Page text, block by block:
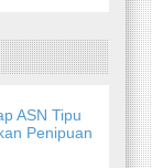
ASN Tipu
Penipuan